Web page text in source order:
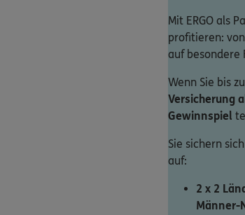
Mit ERGO als
profitieren:
auf besondere
Wenn Sie bis
Versicherung
Gewinnspiel
Sie sichern
auf:
2 x 2
Männer-